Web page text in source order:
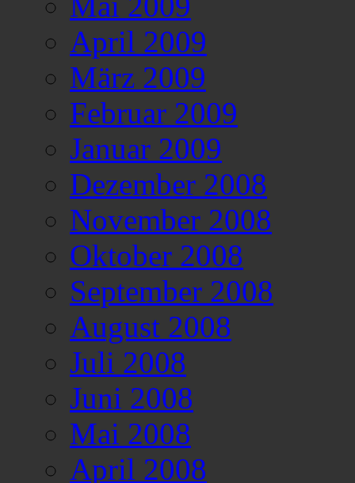
April 2009
März 2009
Februar 2009
Januar 2009
Dezember 2008
November 2008
Oktober 2008
September 2008
August 2008
Juli 2008
Juni 2008
Mai 2008
April 2008